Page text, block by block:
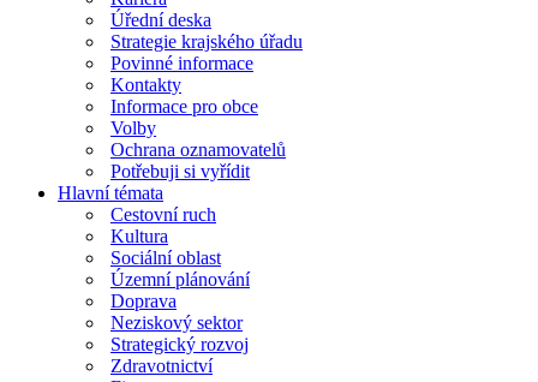
Úřední deska
Strategie krajského úřadu
Povinné informace
Kontakty
Informace pro obce
Volby
Ochrana oznamovatelů
Potřebuji si vyřídit
Hlavní témata
Cestovní ruch
Kultura
Sociální oblast
Územní plánování
Doprava
Neziskový sektor
Strategický rozvoj
Zdravotnictví